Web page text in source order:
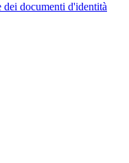
dei documenti d'identità